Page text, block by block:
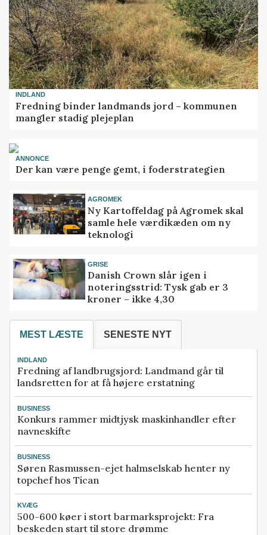
INDLAND
Fredning binder landmands jord – kommunen
mangler stadig plejeplan
ANNONCE
Der kan være penge gemt, i foderstrategien
AGROMEK
Ny Kartoffeldag på Agromek skal
samle hele værdikæden om ny
teknologi
GRISE
Danish Crown slår igen i
noteringsstrid: Tysk gab er 3
kroner – ikke 4,30
MEST LÆSTE SENESTE NYT
INDLAND
Fredning af landbrugsjord: Landmand går til
landsretten for at få højere erstatning
BUSINESS
Konkurs rammer midtjysk maskinhandler efter
navneskifte
BUSINESS
Søren Rasmussen-ejet halmselskab henter ny
topchef hos Tican
KVÆG
500-600 køer i stort barmarksprojekt: Fra
beskeden start til store drømme